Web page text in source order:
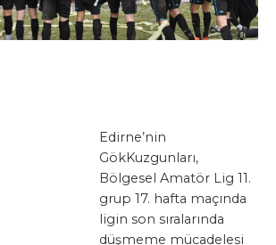
Edirne’nin
GökKuzgunları,
Bölgesel Amatör Lig 11.
grup 17. hafta maçında
ligin son sıralarında
düşmeme mücadelesi